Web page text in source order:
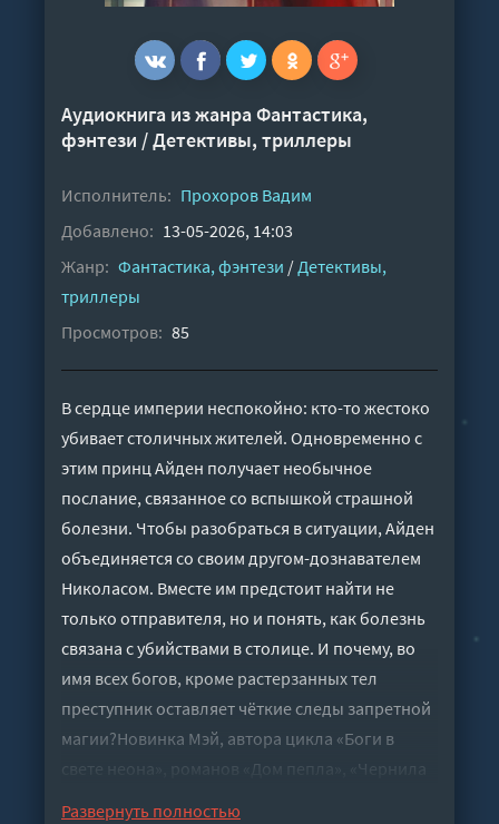
Аудиокнига из жанраФантастика,
фэнтези /Детективы, триллеры
Исполнитель: Прохоров Вадим
Добавлено: 13-05-2026, 14:03
Жанр: Фантастика, фэнтези /Детективы,
триллеры
Просмотров: 85
В сердце империи неспокойно: кто-то жестоко
убивает столичных жителей. Одновременно с
этим принц Айден получает необычное
послание, связанное со вспышкой страшной
болезни. Чтобы разобраться в ситуации, Айден
объединяется со своим другом-дознавателем
Николасом. Вместе им предстоит найти не
только отправителя, но и понять, как болезнь
связана с убийствами в столице. И почему, во
имя всех богов, кроме растерзанных тел
преступник оставляет чёткие следы запретной
магии?Новинка Мэй, автора цикла «Боги в
свете неона», романов «Дом пепла», «Чернила
Развернуть полностью